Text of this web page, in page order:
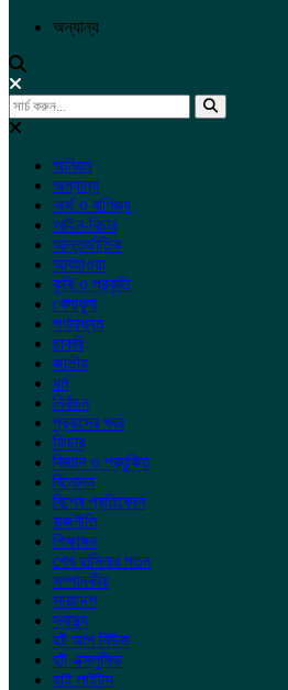
অন্যান্য
অনিয়ম
অন্যান্য
অর্থ ও বাণিজ্য
আইন-বিচার
আন্তর্জাতিক
আবহাওয়া
কৃষি ও প্রকৃতি
খেলাধুলা
গণমাধ্যম
চাকরি
জাতীয়
ধর্ম
নির্বাচন
প্রবাসের খবর
ফিচার
বিজ্ঞান ও প্রযুক্তি
বিনোদন
বিশেষ প্রতিবেদন
রাজনীতি
শিক্ষাঙ্গন
শেখ হাসিনার পতন
সম্পাদকীয়
সারাদেশ
স্বাস্থ্য
হট আপ নিউজ
হট এক্সলুসিভ
হাই লাইটস